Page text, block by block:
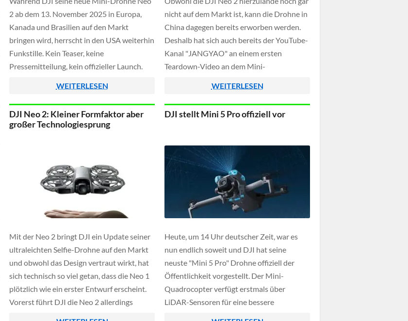
2 ab dem 13. November 2025 in Europa,
Kanada und Brasilien auf den Markt
bringen wird, herrscht in den USA weiterhin
Funkstille. Kein Teaser, keine
Pressemitteilung, kein offizieller Launch.
und dürfte theoretisch verkauft werden.
Doch die Praxis sieht anders aus und zeigt
auch, […]
WEITERLESEN
nicht auf dem Markt ist, kann die Drohne in
China dagegen bereits erworben werden.
Deshalb hat sich auch bereits der YouTube-
Kanal "JANGYAO" an einem ersten
Teardown-Video an dem Mini-
bis ins kleinste Detail wortwörtlich
auseinandergenommen. Schritt für Schritt
zeigt JANGYAO, wie […]
WEITERLESEN
DJI Neo 2: Kleiner Formfaktor aber
großer Technologiesprung
Mit der Neo 2 bringt DJI ein Update seiner
ultraleichten Selfie-Drohne auf den Markt
und obwohl das Design vertraut wirkt, hat
sich technisch so viel getan, dass die Neo 1
plötzlich wie ein erster Entwurf erscheint.
Vorerst führt DJI die Neo 2 allerdings
DJI stellt Mini 5 Pro offiziell vor
Heute, um 14 Uhr deutscher Zeit, war es
nun endlich soweit und DJI hat seine
neuste "Mini 5 Pro" Drohne offiziell der
Öffentlichkeit vorgestellt. Der Mini-
Quadrocopter verfügt erstmals über
LiDAR-Sensoren für eine bessere